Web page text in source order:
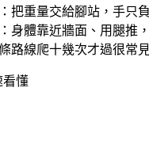
：把重量交給腳站，手只
：身體靠近牆面、用腿推
路線爬十幾次才過很常
看懂